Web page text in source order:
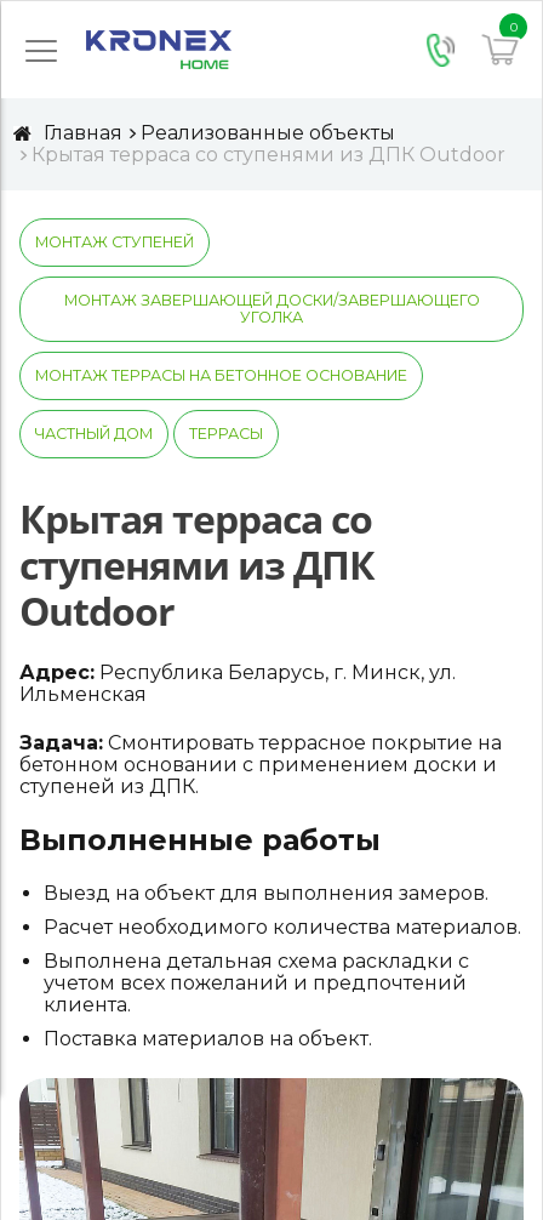
0
Главная
Реализованные объекты
Крытая терраса со ступенями из ДПК Outdoor
МОНТАЖ СТУПЕНЕЙ
МОНТАЖ ЗАВЕРШАЮЩЕЙ ДОСКИ/ЗАВЕРШАЮЩЕГО
УГОЛКА
МОНТАЖ ТЕРРАСЫ НА БЕТОННОЕ ОСНОВАНИЕ
ЧАСТНЫЙ ДОМ ТЕРРАСЫ
Крытая терраса со
ступенями из ДПК
Outdoor
Адрес: Республика Беларусь, г. Минск, ул.
Ильменская
Задача: Смонтировать террасное покрытие на
бетонном основании с применением доски и
ступеней из ДПК.
Выполненные работы
Выезд на объект для выполнения замеров.
Расчет необходимого количества материалов.
Выполнена детальная схема раскладки с
учетом всех пожеланий и предпочтений
клиента.
Поставка материалов на объект.